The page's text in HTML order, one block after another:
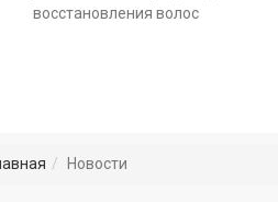
восстановления волос
Новости